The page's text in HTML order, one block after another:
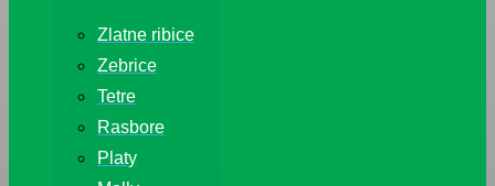
Zlatne ribice
Zebrice
Tetre
Rasbore
Platy